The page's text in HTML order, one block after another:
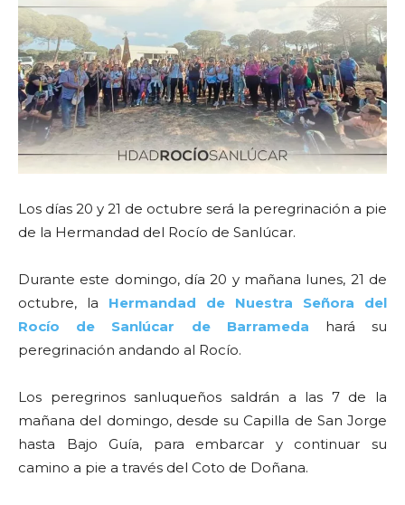
Los días 20 y 21 de octubre será la peregrinación a pie
de la Hermandad del Rocío de Sanlúcar.
Durante este domingo, día 20 y mañana lunes, 21 de
octubre, la Hermandad de Nuestra Señora del
Rocío de Sanlúcar de Barrameda hará su
peregrinación andando al Rocío.
Los peregrinos sanluqueños saldrán a las 7 de la
mañana del domingo, desde su Capilla de San Jorge
hasta Bajo Guía, para embarcar y continuar su
camino a pie a través del Coto de Doñana.